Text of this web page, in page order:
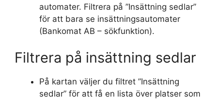
automater. Filtrera på ”Insättning sedlar”
för att bara se insättningsautomater
(Bankomat AB – sökfunktion).
Filtrera på insättning sedlar
På kartan väljer du filtret ”Insättning
sedlar” för att få en lista över platser som